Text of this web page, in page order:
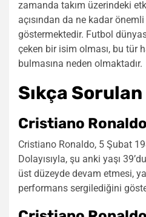
zamanda takım üzerindeki
açısından da ne kadar
göstermektedir. Futbol
çeken bir isim olması, bu tür
bulmasına neden olmaktadır.
Sıkça
Cristiano
Cristiano Ronaldo, 5 Şubat
Dolayısıyla, şu anki yaşı
üst düzeyde devam etmesi,
performans sergilediğini